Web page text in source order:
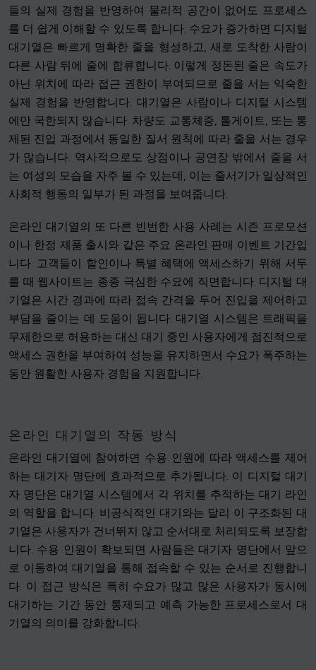
들의 실제 경험을 반영하여 물리적 공간이 없어도 프로세스
를 더 쉽게 이해할 수 있도록 합니다. 수요가 증가하면 디지털
대기열은 빠르게 명확한 줄을 형성하고, 새로 도착한 사람이
다른 사람 뒤에 줄에 합류합니다. 이렇게 정돈된 줄은 속도가
아닌 위치에 따라 접근 권한이 부여되므로 줄을 서는 익숙한
실제 경험을 반영합니다. 대기열은 사람이나 디지털 시스템
에만 국한되지 않습니다. 차량도 교통체증, 톨게이트, 또는 통
제된 진입 과정에서 동일한 질서 원칙에 따라 줄을 서는 경우
가 많습니다. 역사적으로도 상점이나 공연장 밖에서 줄을 서
는 여성의 모습을 자주 볼 수 있는데, 이는 줄서기가 일상적인
사회적 행동의 일부가 된 과정을 보여줍니다.
온라인 대기열의 또 다른 빈번한 사용 사례는 시즌 프로모션
이나 한정 제품 출시와 같은 주요 온라인 판매 이벤트 기간입
니다. 고객들이 할인이나 특별 혜택에 액세스하기 위해 서두
를 때 웹사이트는 종종 극심한 수요에 직면합니다. 디지털 대
기열은 시간 경과에 따라 접속 간격을 두어 진입을 제어하고
부담을 줄이는 데 도움이 됩니다. 대기열 시스템은 트래픽을
무제한으로 허용하는 대신 대기 중인 사용자에게 점진적으로
액세스 권한을 부여하여 성능을 유지하면서 수요가 폭주하는
동안 원활한 사용자 경험을 지원합니다.
온라인 대기열의 작동 방식
온라인 대기열에 참여하면 수용 인원에 따라 액세스를 제어
하는 대기자 명단에 효과적으로 추가됩니다. 이 디지털 대기
자 명단은 대기열 시스템에서 각 위치를 추적하는 대기 라인
의 역할을 합니다. 비공식적인 대기와는 달리 이 구조화된 대
기열은 사용자가 건너뛰지 않고 순서대로 처리되도록 보장합
니다. 수용 인원이 확보되면 사람들은 대기자 명단에서 앞으
로 이동하여 대기열을 통해 접속할 수 있는 순서로 진행합니
다. 이 접근 방식은 특히 수요가 많고 많은 사용자가 동시에
대기하는 기간 동안 통제되고 예측 가능한 프로세스로서 대
기열의 의미를 강화합니다.